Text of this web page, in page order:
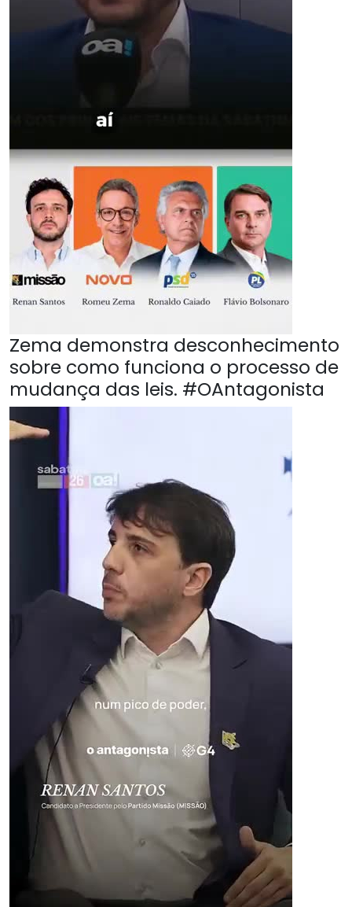
Zema demonstra desconhecimento
sobre como funciona o processo de
mudança das leis. #OAntagonista